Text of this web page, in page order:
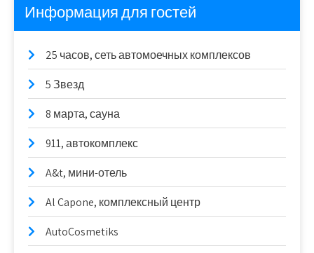
Информация для гостей
25 часов, сеть автомоечных комплексов
5 Звезд
8 марта, сауна
911, автокомплекс
A&t, мини-отель
Al Capone, комплексный центр
AutoCosmetiks